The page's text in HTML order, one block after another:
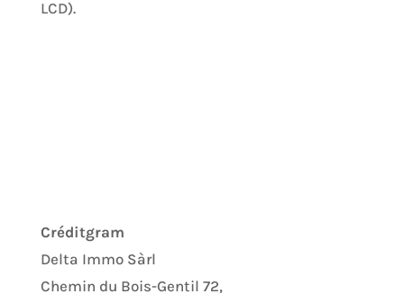
LCD).
Créditgram
Delta Immo Sàrl
Chemin du Bois-Gentil 72,